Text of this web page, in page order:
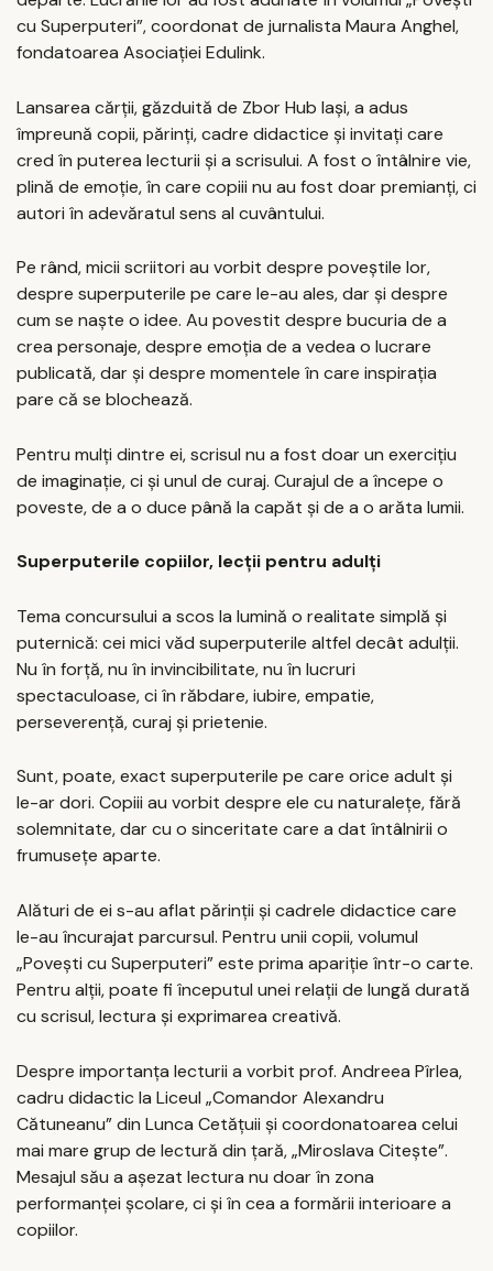
cu Superputeri”, coordonat de jurnalista Maura Anghel,
fondatoarea Asociației Edulink.
Lansarea cărții, găzduită de Zbor Hub Iași, a adus
împreună copii, părinți, cadre didactice și invitați care
cred în puterea lecturii și a scrisului. A fost o întâlnire vie,
plină de emoție, în care copiii nu au fost doar premianți, ci
autori în adevăratul sens al cuvântului.
Pe rând, micii scriitori au vorbit despre poveștile lor,
despre superputerile pe care le-au ales, dar și despre
cum se naște o idee. Au povestit despre bucuria de a
crea personaje, despre emoția de a vedea o lucrare
publicată, dar și despre momentele în care inspirația
pare că se blochează.
Pentru mulți dintre ei, scrisul nu a fost doar un exercițiu
de imaginație, ci și unul de curaj. Curajul de a începe o
poveste, de a o duce până la capăt și de a o arăta lumii.
Superputerile copiilor, lecții pentru adulți
Tema concursului a scos la lumină o realitate simplă și
puternică: cei mici văd superputerile altfel decât adulții.
Nu în forță, nu în invincibilitate, nu în lucruri
spectaculoase, ci în răbdare, iubire, empatie,
perseverență, curaj și prietenie.
Sunt, poate, exact superputerile pe care orice adult și
le-ar dori. Copiii au vorbit despre ele cu naturalețe, fără
solemnitate, dar cu o sinceritate care a dat întâlnirii o
frumusețe aparte.
Alături de ei s-au aflat părinții și cadrele didactice care
le-au încurajat parcursul. Pentru unii copii, volumul
„Povești cu Superputeri” este prima apariție într-o carte.
Pentru alții, poate fi începutul unei relații de lungă durată
cu scrisul, lectura și exprimarea creativă.
Despre importanța lecturii a vorbit prof. Andreea Pîrlea,
cadru didactic la Liceul „Comandor Alexandru
Cătuneanu” din Lunca Cetățuii și coordonatoarea celui
mai mare grup de lectură din țară, „Miroslava Citește”.
Mesajul său a așezat lectura nu doar în zona
performanței școlare, ci și în cea a formării interioare a
copiilor.